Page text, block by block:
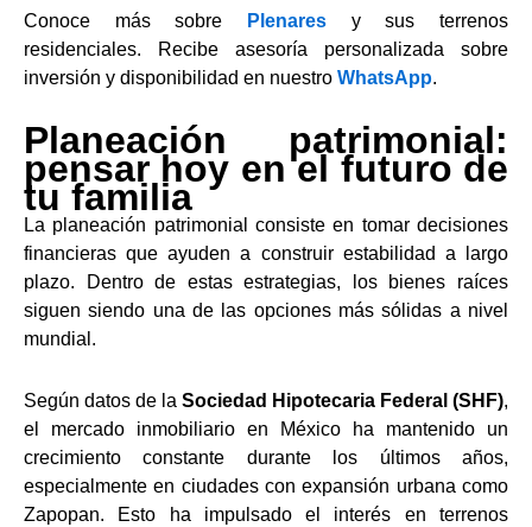
Conoce más sobre Plenares y sus terrenos
residenciales. Recibe asesoría personalizada sobre
inversión y disponibilidad en nuestro WhatsApp.
Planeación patrimonial:
pensar hoy en el futuro de
tu familia
La planeación patrimonial consiste en tomar decisiones
financieras que ayuden a construir estabilidad a largo
plazo. Dentro de estas estrategias, los bienes raíces
siguen siendo una de las opciones más sólidas a nivel
mundial.
Según datos de la Sociedad Hipotecaria Federal (SHF),
el mercado inmobiliario en México ha mantenido un
crecimiento constante durante los últimos años,
especialmente en ciudades con expansión urbana como
Zapopan. Esto ha impulsado el interés en terrenos